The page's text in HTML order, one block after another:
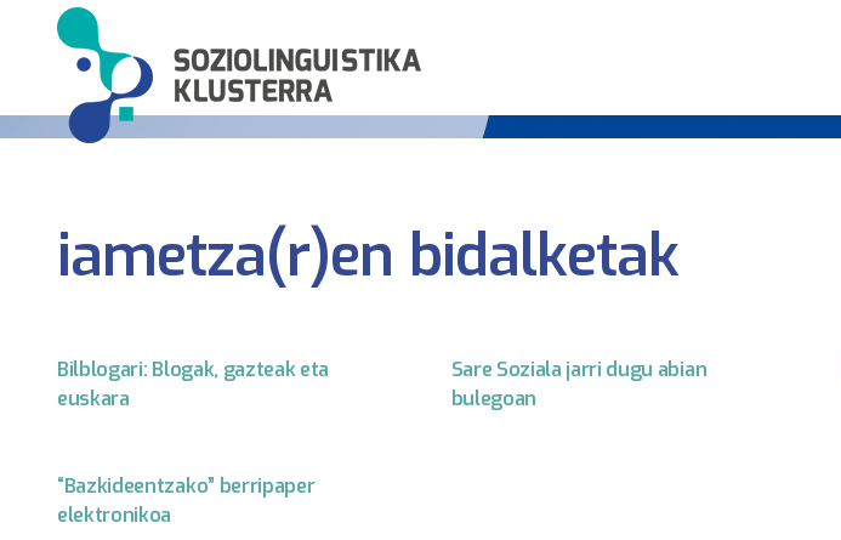
iametza(r)en bidalketak
Bilblogari: Blogak, gazteak eta
euskara
Sare Soziala jarri dugu abian
bulegoan
“Bazkideentzako” berripaper
elektronikoa